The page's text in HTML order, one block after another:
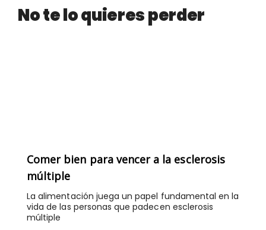
No te lo quieres perder
Comer bien para vencer a la esclerosis
múltiple
La alimentación juega un papel fundamental en la
vida de las personas que padecen esclerosis
múltiple